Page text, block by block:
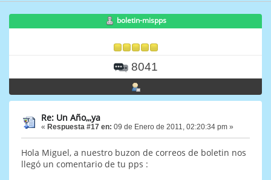
boletin-mispps
8041
Re: Un Año,,,ya
« Respuesta #17 en: 09 de Enero de 2011, 02:20:34 pm »
Hola Miguel, a nuestro buzon de correos de boletin nos
llegó un comentario de tu pps :